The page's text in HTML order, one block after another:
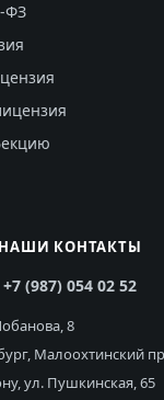
ФЗ
НАШИ КОНТАКТЫ
+7 (987) 054 02 52
8
Малоохтинский
ул. Пушкинская, 65